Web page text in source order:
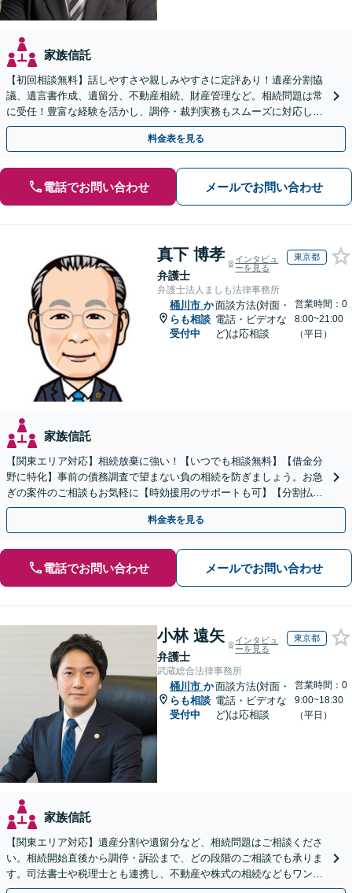
家族信託
【初回相談無料】話しやすさや親しみやすさに定評あり！遺産分割協
議、遺言書作成、遺留分、不動産相続、財産管理など。相続問題は常
に受任！豊富な経験を活かし、調停・裁判実務もスムーズに対応しま
す【桶川駅6分】【オンライン相談OK】
料金表を見る
電話でお問い合わせ メールでお問い合わせ
真下 博孝
弁護士
インタビュ
ーを見る
東京都
弁護士法人ましも法律事務所
桶川市 か
らも相談
受付中
面談方法(対面・
電話・ビデオな
ど)は応相談
営業時間：0
8:00~21:00
（平日）
家族信託
【関東エリア対応】相続放棄に強い！【いつでも相談無料】【借金分
野に特化】事前の債務調査で望まない負の相続を防ぎましょう。お急
ぎの案件のご相談もお気軽に【時効援用のサポートも可】【分割払い
利用可】【休日電話相談可能】
料金表を見る
電話でお問い合わせ メールでお問い合わせ
小林 遠矢
弁護士
インタビュ
ーを見る
東京都
武蔵総合法律事務所
桶川市 か
らも相談
受付中
面談方法(対面・
電話・ビデオな
ど)は応相談
営業時間：0
9:00~18:30
（平日）
家族信託
【関東エリア対応】遺産分割や遺留分など、相続問題はご相談くださ
い。相続開始直後から調停・訴訟まで、どの段階のご相談でも承りま
す。司法書士や税理士とも連携し、不動産や株式の相続などもワンス
トップで対応可能。遺言書作成や事業承継のご相談にも対応